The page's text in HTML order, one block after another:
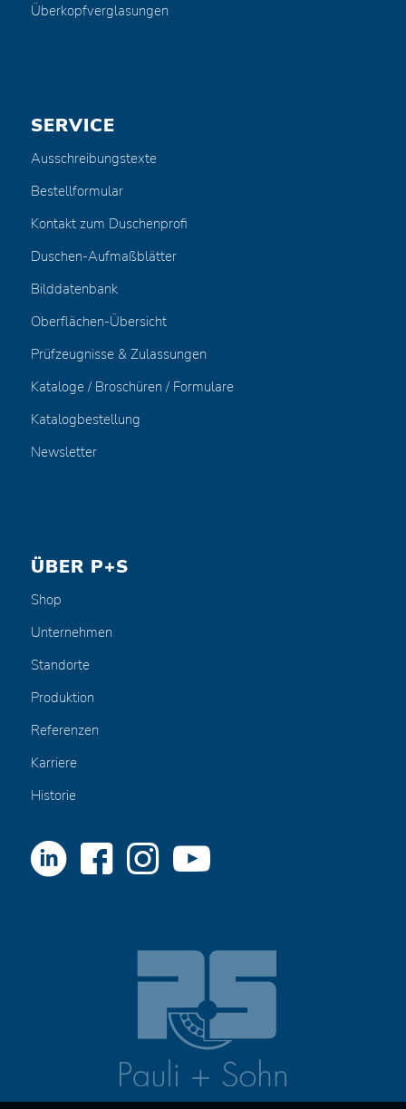
Überkopfverglasungen
SERVICE
Ausschreibungstexte
Bestellformular
Kontakt zum Duschenprofi
Duschen-Aufmaßblätter
Bilddatenbank
Oberflächen-Übersicht
Prüfzeugnisse & Zulassungen
Kataloge / Broschüren / Formulare
Katalogbestellung
Newsletter
ÜBER P+S
Shop
Unternehmen
Standorte
Produktion
Referenzen
Karriere
Historie